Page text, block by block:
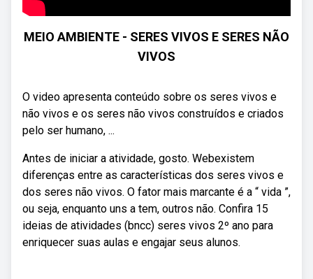
MEIO AMBIENTE - SERES VIVOS E SERES NÃO
VIVOS
O video apresenta conteúdo sobre os seres vivos e
não vivos e os seres não vivos construídos e criados
pelo ser humano, ...
Antes de iniciar a atividade, gosto. Webexistem
diferenças entre as características dos seres vivos e
dos seres não vivos. O fator mais marcante é a “ vida ”,
ou seja, enquanto uns a tem, outros não. Confira 15
ideias de atividades (bncc) seres vivos 2º ano para
enriquecer suas aulas e engajar seus alunos.